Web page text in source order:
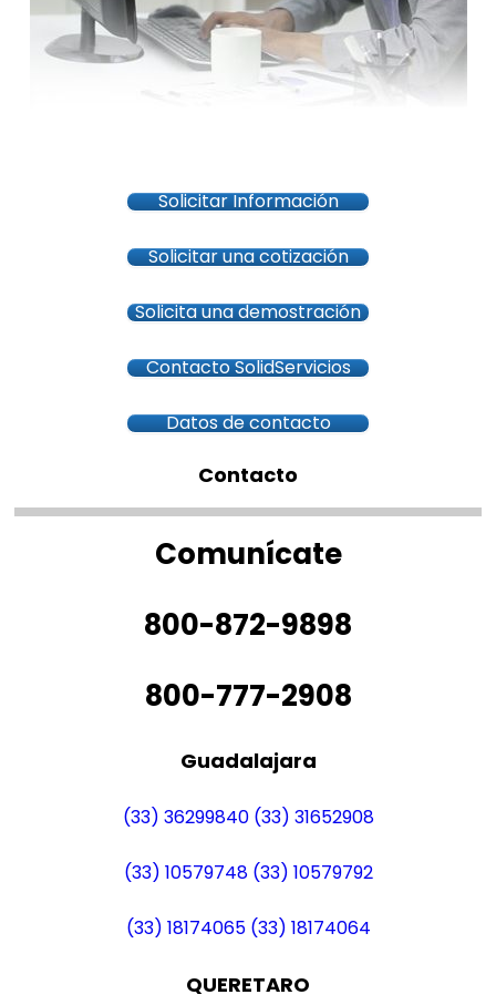
Solicitar Información
Solicitar una cotización
Solicita una demostración
Contacto SolidServicios
Datos de contacto
Contacto
Comunícate
800-872-9898
800-777-2908
Guadalajara
(33) 36299840 (33) 31652908
(33) 10579748 (33) 10579792
(33) 18174065 (33) 18174064
QUERETARO